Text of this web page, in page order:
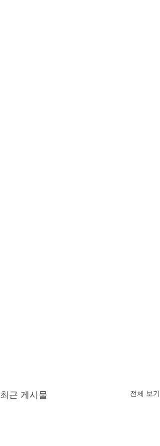
최근 게시물 전체 보기